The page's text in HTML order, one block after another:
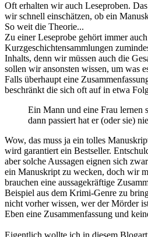
Oft erhalten wir auch Leseproben.
wir schnell einschätzen, ob ein
So weit die Theorie...
Zu einer Leseprobe gehört immer
Kurzgeschichtensammlungen
Inhalts, denn wir müssen auch die
sollen wir ansonsten wissen, um was
Falls überhaupt eine
beschränkt die sich oft auf in etwa
Ein Mann und eine Frau lernen
dann passiert hat er (oder sie)
Wow, das muss ja ein tolles
wird garantiert ein Bestseller.
aber solche Aussagen eignen sich
ein Manuskript zu wecken, doch wir
brauchen eine aussagekräftige
Beispiel aus dem Krimi-Genre zu
nicht vorher wissen, wer der Mörder
Eben eine Zusammenfassung und